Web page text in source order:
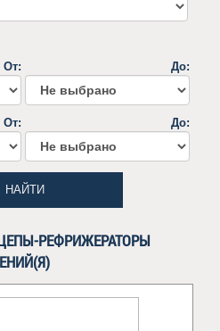
От: До:
От: До:
НАЙТИ
РЕФРИЖЕРАТОРЫ